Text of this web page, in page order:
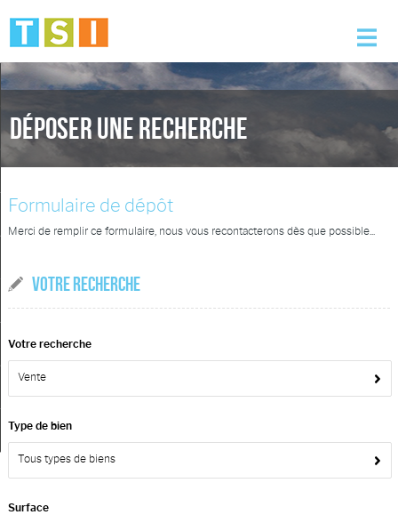
Accueil
Nos offres
Nos services
L'agence
Ma sélection
Déposer une recherche
Formulaire de dépôt
Merci de remplir ce formulaire, nous vous recontacterons dès que possible...
VOTRE RECHERCHE
Votre recherche
Vente
Type de bien
Tous types de biens
Surface